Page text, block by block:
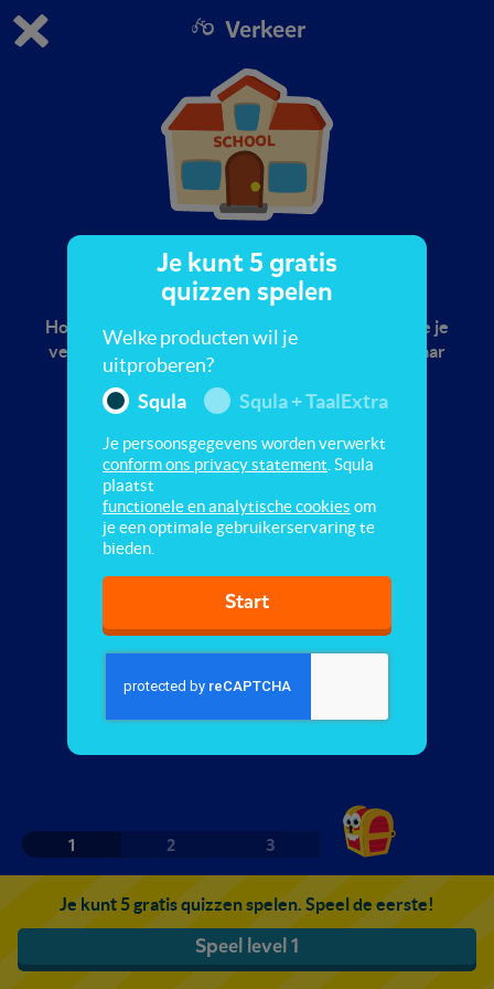
Dit is de gratis demo van Squla.
Bestel nu
Verkeer
Naar school
Hoe zit je goed in de auto? In deze quiz leer je hoe je
veilig op school komt. Ook leer je in deze quiz waar
je veilig kunt spelen.
1 2 3
Je kunt 5 gratis quizzen spelen. Speel de eerste!
Speel level 1
Je kunt 5 gratis
quizzen spelen
Welke producten wil je
uitproberen?
Squla
Squla + TaalExtra
Je persoonsgegevens worden verwerkt
conform ons privacy statement . Squla
plaatst
functionele en analytische cookies om
je een optimale gebruikerservaring te
bieden.
Start